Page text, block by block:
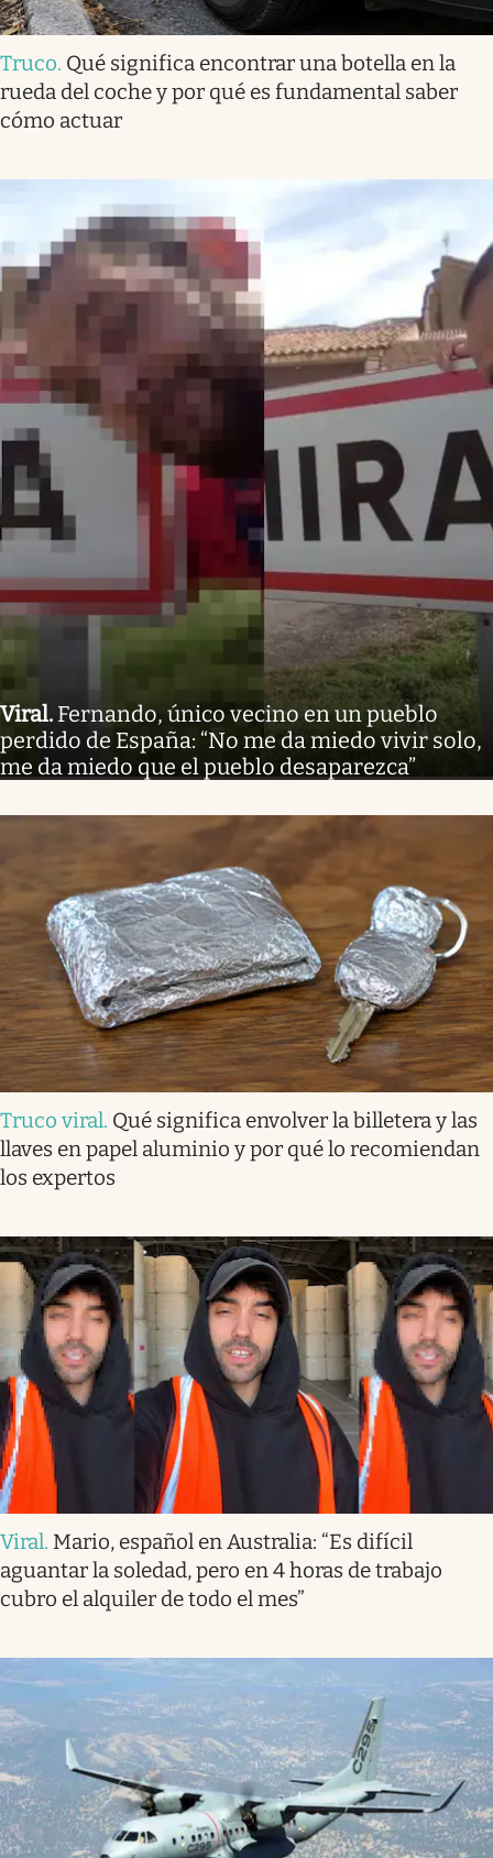
Truco. Qué significa encontrar una botella en la
rueda del coche y por qué es fundamental saber
cómo actuar
Viral. Fernando, único vecino en un pueblo
perdido de España: “No me da miedo vivir solo,
me da miedo que el pueblo desaparezca”
Truco viral. Qué significa envolver la billetera y las
llaves en papel aluminio y por qué lo recomiendan
los expertos
Viral. Mario, español en Australia: “Es difícil
aguantar la soledad, pero en 4 horas de trabajo
cubro el alquiler de todo el mes”